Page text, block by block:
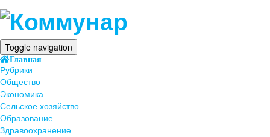
Toggle navigation
Главная
Рубрики
Общество
Экономика
Сельское хозяйство
Образование
Здравоохранение